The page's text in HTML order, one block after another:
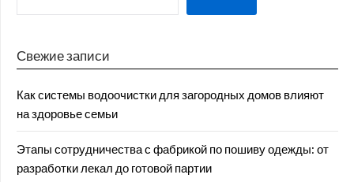
Свежие записи
Как системы водоочистки для загородных домов влияют
на здоровье семьи
Этапы сотрудничества с фабрикой по пошиву одежды: от
разработки лекал до готовой партии